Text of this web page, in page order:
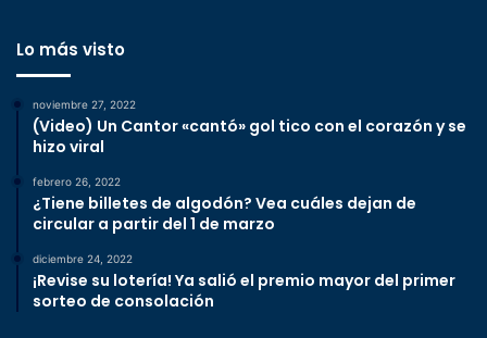
Lo más visto
noviembre 27, 2022
(Video) Un Cantor «cantó» gol tico con el corazón y se
hizo viral
febrero 26, 2022
¿Tiene billetes de algodón? Vea cuáles dejan de
circular a partir del 1 de marzo
diciembre 24, 2022
¡Revise su lotería! Ya salió el premio mayor del primer
sorteo de consolación